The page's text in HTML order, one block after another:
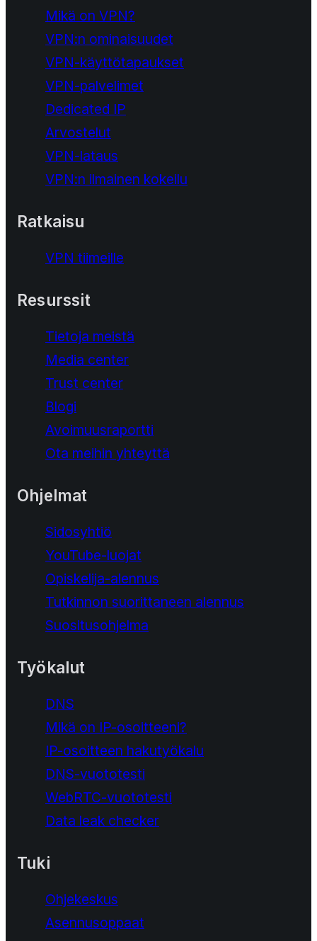
Mikä on VPN?
VPN:n ominaisuudet
VPN-käyttötapaukset
VPN-palvelimet
Dedicated IP
Arvostelut
VPN-lataus
VPN:n ilmainen kokeilu
Ratkaisu
VPN tiimeille
Resurssit
Tietoja meistä
Media center
Trust center
Blogi
Avoimuusraportti
Ota meihin yhteyttä
Ohjelmat
Sidosyhtiö
YouTube-luojat
Opiskelija-alennus
Tutkinnon suorittaneen alennus
Suositusohjelma
Työkalut
DNS
Mikä on IP-osoitteeni?
IP-osoitteen hakutyökalu
DNS-vuototesti
WebRTC-vuototesti
Data leak checker
Tuki
Ohjekeskus
Asennusoppaat